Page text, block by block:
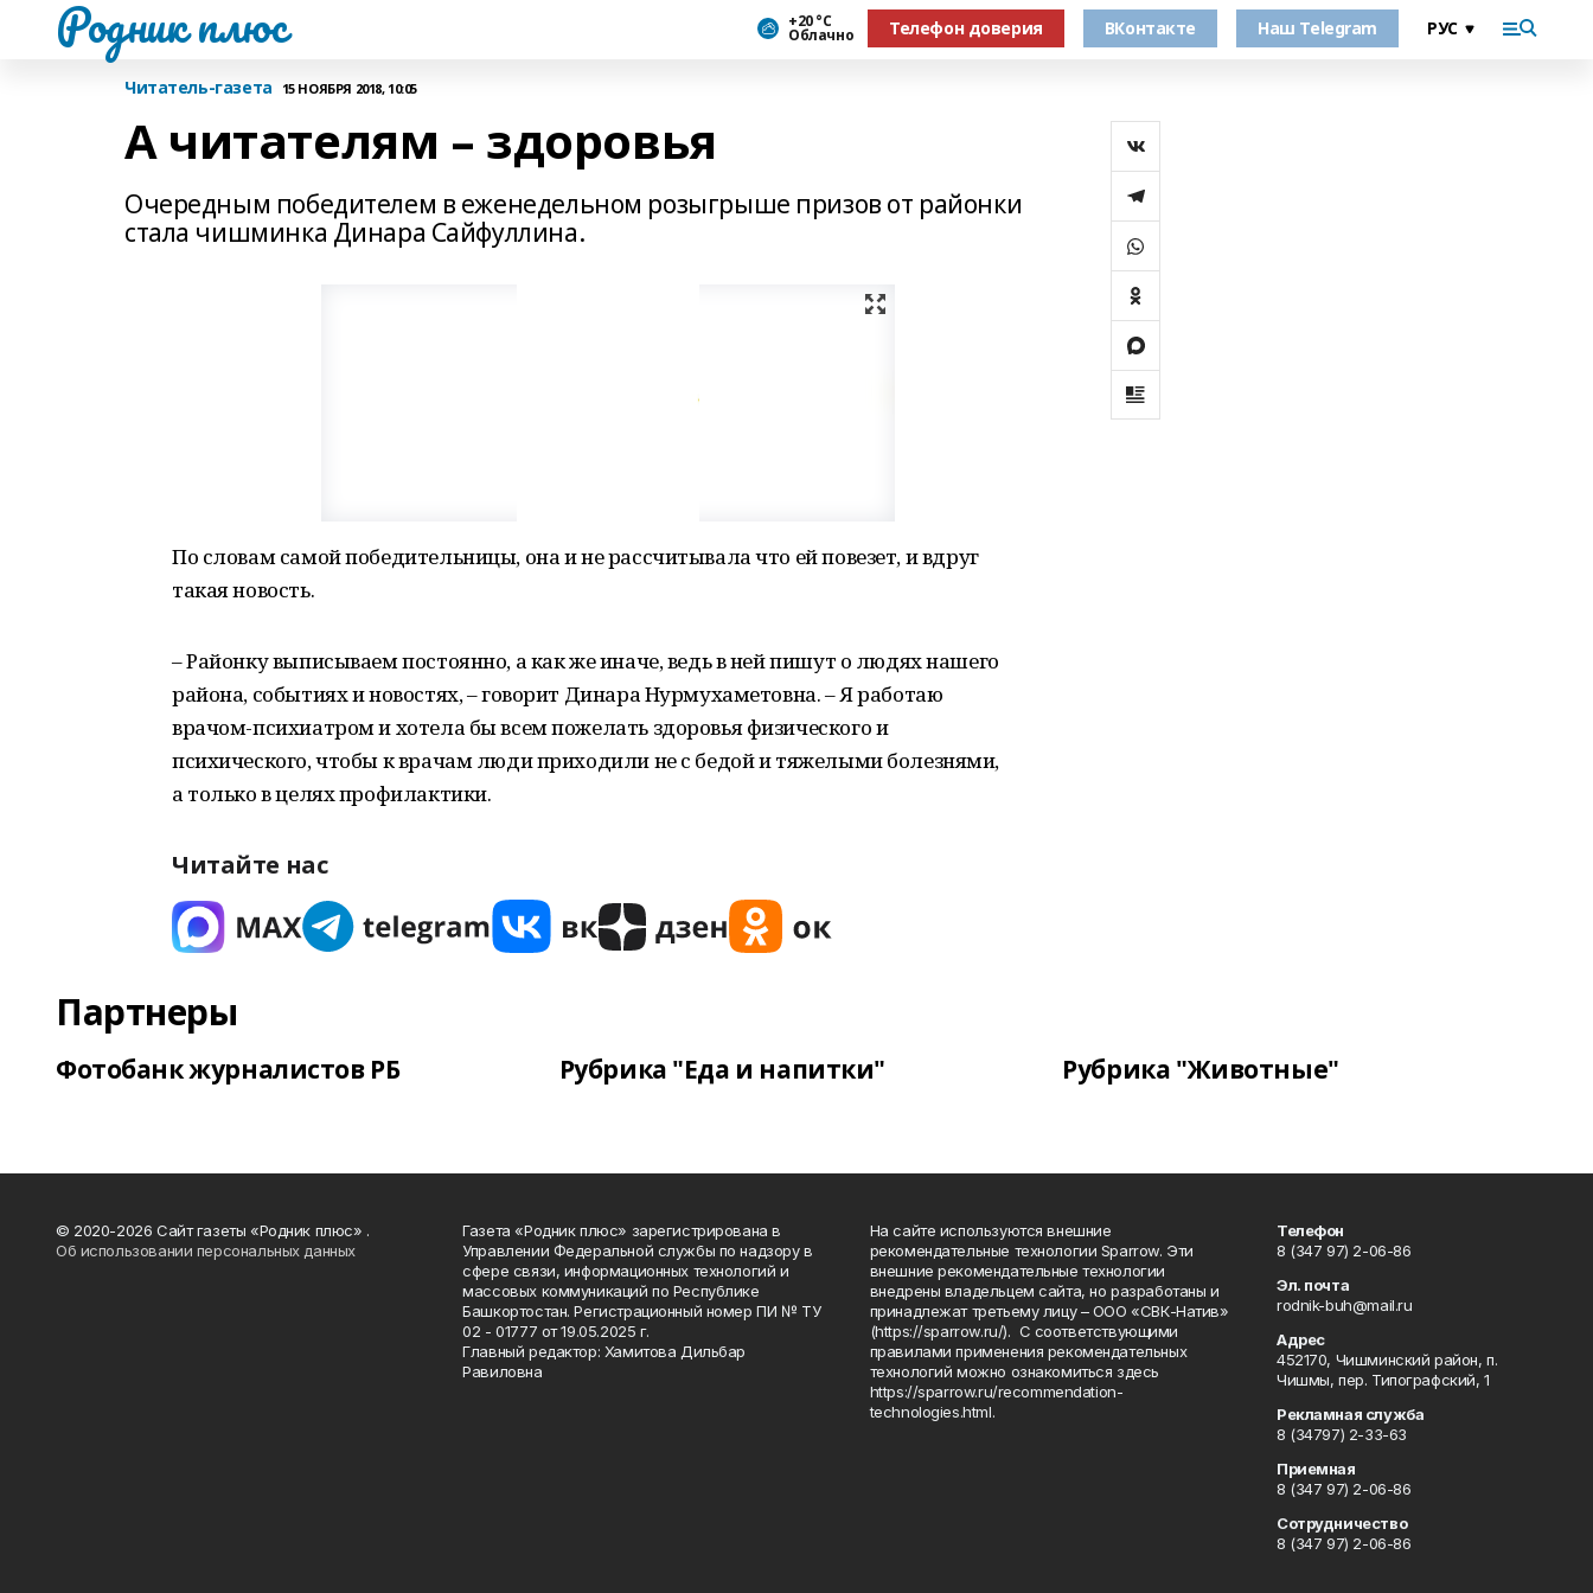
Родник плюс +20 °С
Облачно Телефон доверия ВКонтакте Наш Telegram
Читатель-газета 15 НОЯБРЯ 2018, 10:05
А читателям – здоровья
Очередным победителем в еженедельном розыгрыше призов от районки
стала чишминка Динара Сайфуллина.
По словам самой победительницы, она и не рассчитывала что ей повезет, и вдруг
такая новость.
– Районку выписываем постоянно, а как же иначе, ведь в ней пишут о людях нашего
района, событиях и новостях, – говорит Динара Нурмухаметовна. – Я работаю
врачом-психиатром и хотела бы всем пожелать здоровья физического и
психического, чтобы к врачам люди приходили не с бедой и тяжелыми болезнями,
а только в целях профилактики.
Читайте нас
Партнеры
Фотобанк журналистов РБ Рубрика "Еда и напитки" Рубрика "Животные"
© 2020-2026 Сайт газеты «Родник плюс» .
Об использовании персональных данных
Газета «Родник плюс» зарегистрирована в
Управлении Федеральной службы по надзору в
сфере связи, информационных технологий и
массовых коммуникаций по Республике
Башкортостан. Регистрационный номер ПИ № ТУ
02 - 01777 от 19.05.2025 г.
Главный редактор: Хамитова Дильбар
Равиловна
На сайте используются внешние
рекомендательные технологии Sparrow. Эти
внешние рекомендательные технологии
внедрены владельцем сайта, но разработаны и
принадлежат третьему лицу – ООО «СВК-Натив»
(https://sparrow.ru/). С соответствующими
правилами применения рекомендательных
технологий можно ознакомиться здесь
https://sparrow.ru/recommendation-
technologies.html.
Телефон
8 (347 97) 2-06-86
Эл. почта
rodnik-buh@mail.ru
Адрес
452170, Чишминский район, п.
Чишмы, пер. Типографский, 1
Рекламная служба
8 (34797) 2-33-63
Приемная
8 (347 97) 2-06-86
Сотрудничество
8 (347 97) 2-06-86